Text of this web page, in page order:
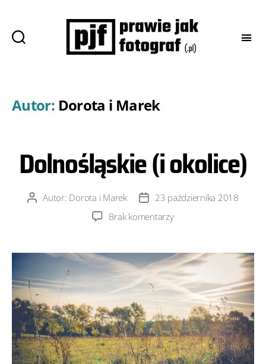
Autor: Dorota i Marek
Dolnośląskie (i okolice)
AutorAutor: Dorota i Marek
Data
wpisu
23 października 2018
Brak komentarzydo